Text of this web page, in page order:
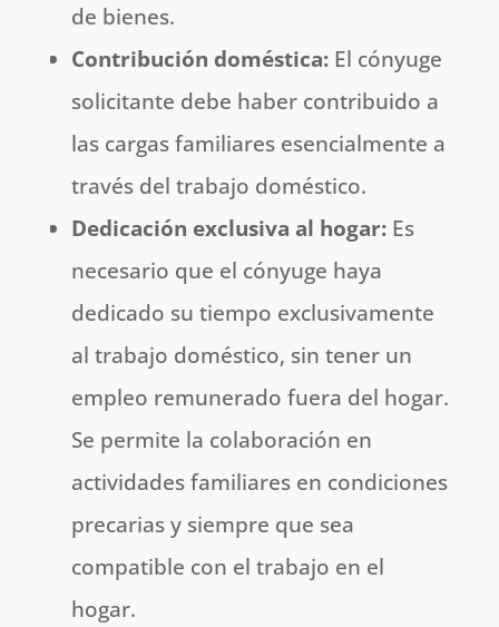
de bienes.
Contribución doméstica: El cónyuge
solicitante debe haber contribuido a
las cargas familiares esencialmente a
través del trabajo doméstico.
Dedicación exclusiva al hogar: Es
necesario que el cónyuge haya
dedicado su tiempo exclusivamente
al trabajo doméstico, sin tener un
empleo remunerado fuera del hogar.
Se permite la colaboración en
actividades familiares en condiciones
precarias y siempre que sea
compatible con el trabajo en el
hogar.